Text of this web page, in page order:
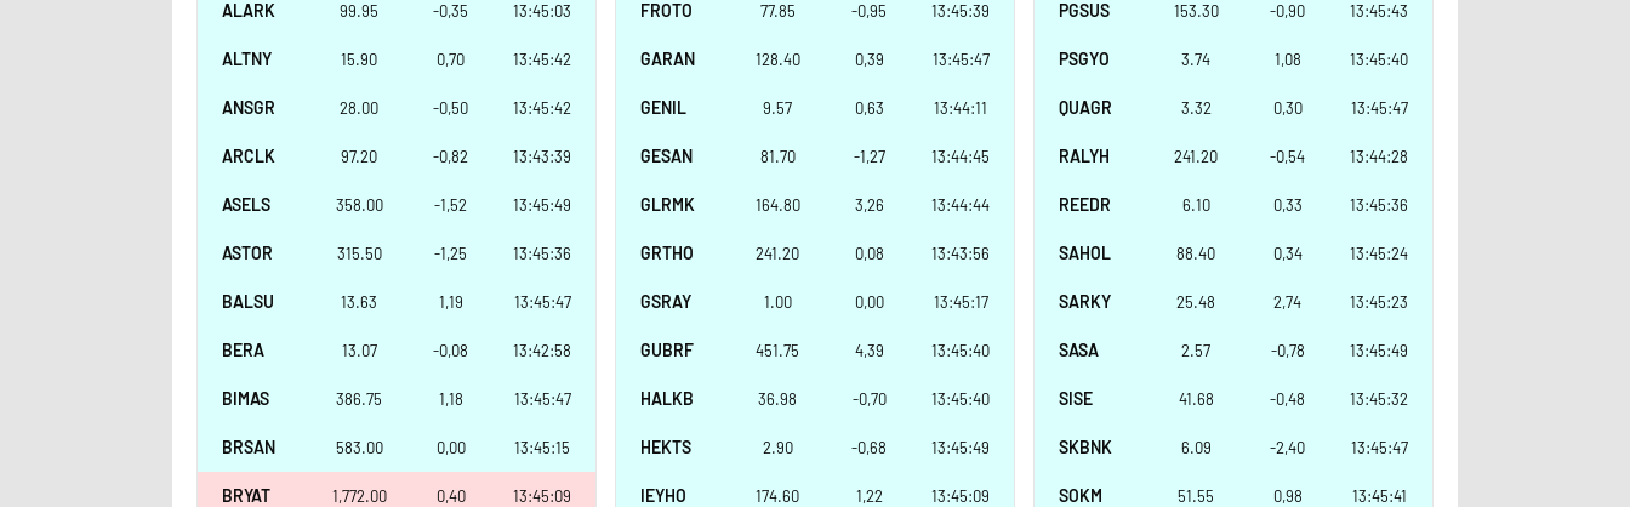
ALARK 99.95 -0,35 13:45:03
ALTNY 15.90 0,70 13:45:42
ANSGR 28.00 -0,50 13:45:42
ARCLK 97.20 -0,82 13:43:39
ASELS 358.00 -1,52 13:45:49
ASTOR 315.50 -1,25 13:45:36
BALSU 13.63 1,19 13:45:47
BERA 13.07 -0,08 13:42:58
BIMAS 386.75 1,18 13:45:47
BRSAN 583.00 0,00 13:45:15
BRYAT 1,772.00 0,40 13:45:09
FROTO 77.85 -0,95 13:45:39
GARAN 128.40 0,39 13:45:47
GENIL 9.57 0,63 13:44:11
GESAN 81.70 -1,27 13:44:45
GLRMK 164.80 3,26 13:44:44
GRTHO 241.20 0,08 13:43:56
GSRAY 1.00 0,00 13:45:17
GUBRF 451.75 4,39 13:45:40
HALKB 36.98 -0,70 13:45:40
HEKTS 2.90 -0,68 13:45:49
IEYHO 174.60 1,22 13:45:09
PGSUS 153.30 -0,90 13:45:43
PSGYO 3.74 1,08 13:45:40
QUAGR 3.32 0,30 13:45:47
RALYH 241.20 -0,54 13:44:28
REEDR 6.10 0,33 13:45:36
SAHOL 88.40 0,34 13:45:24
SARKY 25.48 2,74 13:45:23
SASA 2.57 -0,78 13:45:49
SISE 41.68 -0,48 13:45:32
SKBNK 6.09 -2,40 13:45:47
SOKM 51.55 0,98 13:45:41